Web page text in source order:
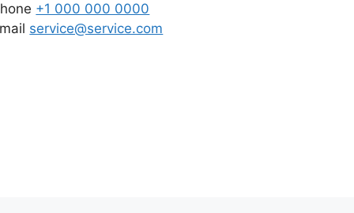
+1 000 000 0000
service@service.com